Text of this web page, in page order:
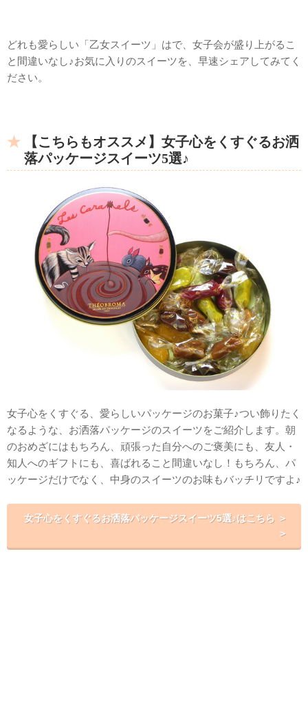
どれも愛らしい「乙女スイーツ」はで、女子会が盛り上がるこ
と間違いなし♪お気に入りのスイーツを、早速シェアしてみてく
ださい。
【こちらもオススメ】女子心をくすぐるお洒
落パッケージスイーツ5選♪
女子心をくすぐる、愛らしいパッケージのお菓子♪つい飾りたく
なるような、お洒落パッケージのスイーツをご紹介します。朝
のおめざにはもちろん、頑張った自分へのご褒美にも、友人・
知人へのギフトにも、喜ばれること間違いなし！もちろん、パ
ッケージだけでなく、中身のスイーツのお味もバッチリですよ♪
女子心をくすぐるお洒落パッケージスイーツ5選♪はこちら ＞
＞